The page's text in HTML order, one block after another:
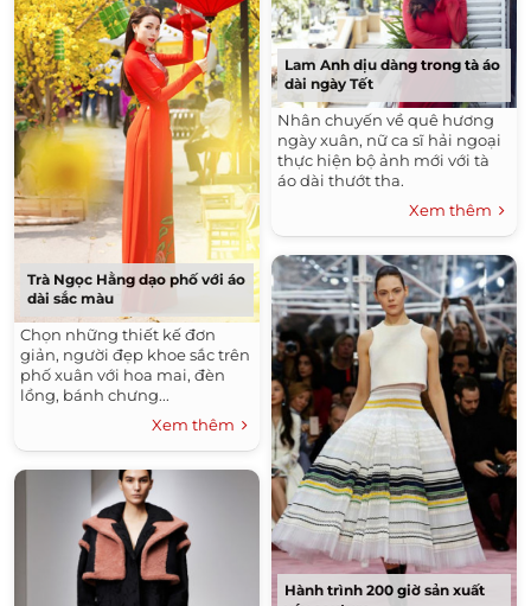
Trà Ngọc Hằng dạo phố với áo
dài sắc màu
Chọn những thiết kế đơn
giản, người đẹp khoe sắc trên
phố xuân với hoa mai, đèn
lồng, bánh chưng...
Xem thêm
Lam Anh dịu dàng trong tà áo
dài ngày Tết
Nhân chuyến về quê hương
ngày xuân, nữ ca sĩ hải ngoại
thực hiện bộ ảnh mới với tà
áo dài thướt tha.
Xem thêm
Hành trình 200 giờ sản xuất